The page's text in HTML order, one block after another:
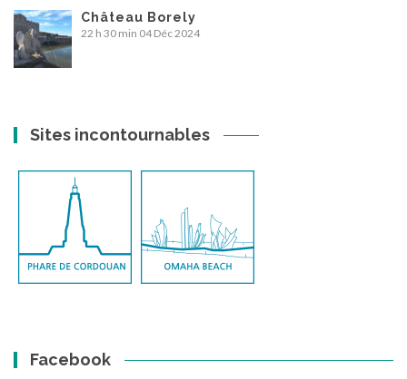
Château Borely
22 h 30 min 04 Déc 2024
Sites incontournables
Facebook